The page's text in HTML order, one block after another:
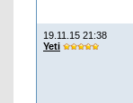
19.11.15 21:38
Yeti